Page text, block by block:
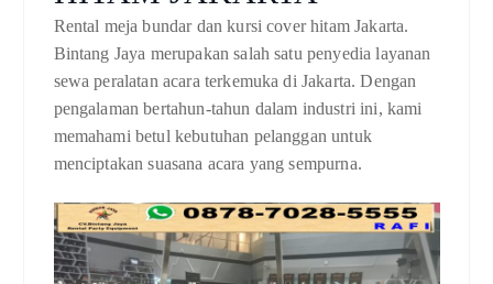
Rental meja bundar dan kursi cover hitam Jakarta.
Bintang Jaya merupakan salah satu penyedia layanan
sewa peralatan acara terkemuka di Jakarta. Dengan
pengalaman bertahun-tahun dalam industri ini, kami
memahami betul kebutuhan pelanggan untuk
menciptakan suasana acara yang sempurna.